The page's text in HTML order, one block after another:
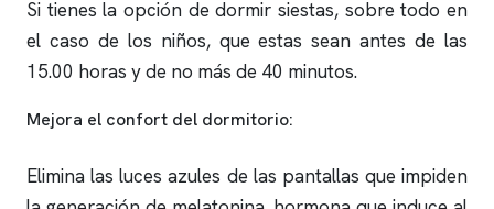
Si tienes la opción de dormir siestas, sobre todo en
el caso de los niños, que estas sean antes de las
15.00 horas y de no más de 40 minutos.
Mejora el confort del dormitorio:
Elimina las luces azules de las pantallas que impiden